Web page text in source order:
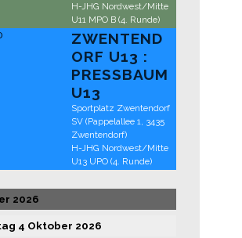
H-JHG Nordwest/Mitte
U11 MPO B (4. Runde)
ZWENTEND
ORF U13 :
PRESSBAUM
U13
Sportplatz Zwentendorf
SV (Pappelallee 1, 3435
Zwentendorf)
H-JHG Nordwest/Mitte
U13 UPO (4. Runde)
2026
4 Oktober 2026